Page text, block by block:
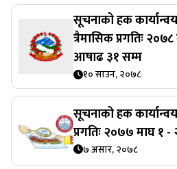
सूचनाको हक
त्रैमासिक प्रगतिः
आषाढ ३१ सम्म
१० साउन, २०७८
सूचनाको हक
प्रगतिः २०७७ माघ १
७ असार, २०७८